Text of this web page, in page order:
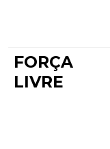
FORÇA
LIVRE